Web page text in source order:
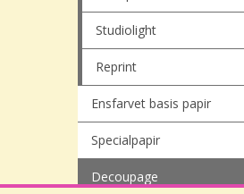
Studiolight
Reprint
Ensfarvet basis papir
Specialpapir
Decoupage